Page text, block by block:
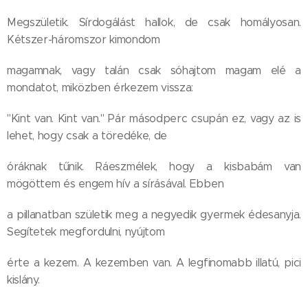
Megszületik. Sírdogálást hallok, de csak homályosan.
Kétszer-háromszor kimondom
magamnak, vagy talán csak sóhajtom magam elé a
mondatot, miközben érkezem vissza:
"Kint van. Kint van." Pár másodperc csupán ez, vagy az is
lehet, hogy csak a töredéke, de
óráknak tűnik. Ráeszmélek, hogy a kisbabám van
mögöttem és engem hív a sírásával. Ebben
a pillanatban születik meg a negyedik gyermek édesanyja.
Segítetek megfordulni, nyújtom
érte a kezem. A kezemben van. A legfinomabb illatú, pici
kislány.